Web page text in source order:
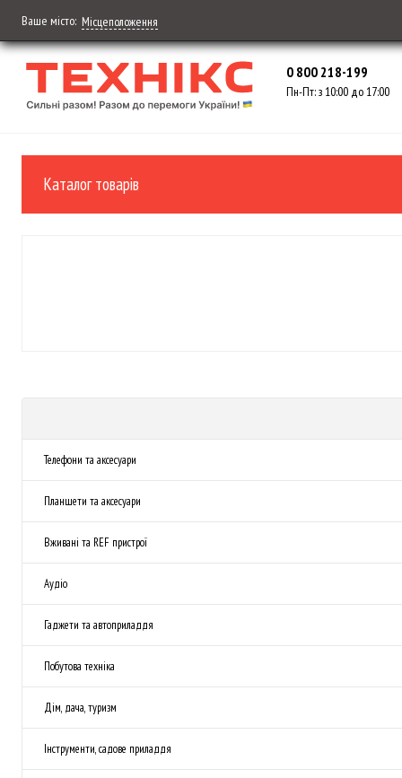
Ваше місто: Місцеположення
0 800 218-199
Пн-Пт: з 10:00 до 17:00
Каталог товарів
Телефони та аксесуари
Планшети та аксесуари
Вживані та REF пристрої
Аудіо
Гаджети та автоприладдя
Побутова техніка
Дім, дача, туризм
Інструменти, садове приладдя